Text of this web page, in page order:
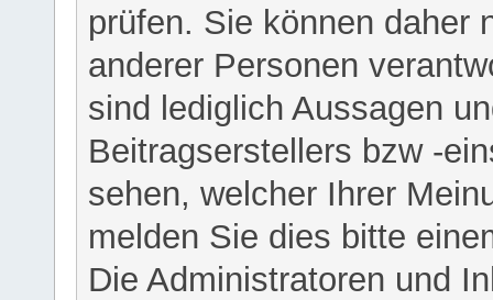
prüfen. Sie können daher
anderer Personen
sind lediglich Aussagen
Beitragserstellers bzw -
sehen, welcher Ihrer
melden Sie dies bitte
Die Administratoren und